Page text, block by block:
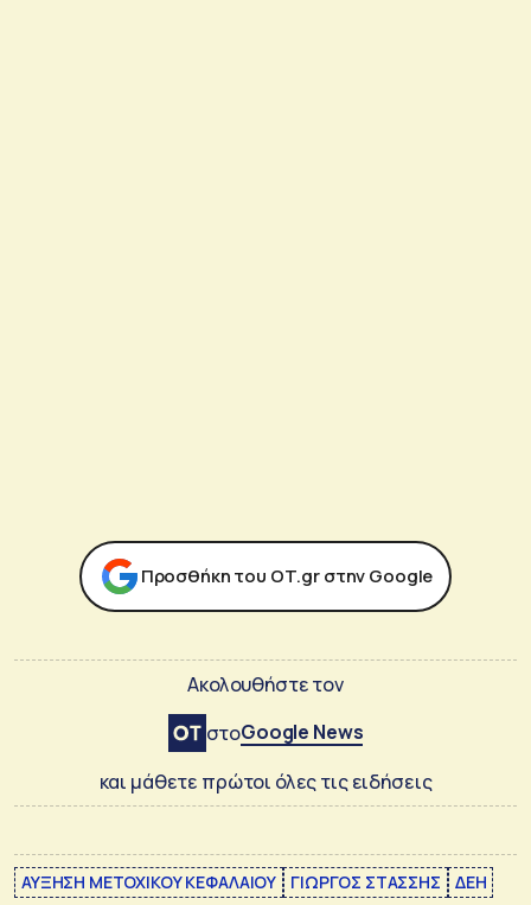
Προσθήκη του ΟΤ.gr στην Google
Ακολουθήστε τον
στοGoogle News
και μάθετε πρώτοι όλες τις ειδήσεις
ΑΥΞΗΣΗ ΜΕΤΟΧΙΚΟΥ ΚΕΦΑΛΑΙΟΥ ΓΙΩΡΓΟΣ ΣΤΑΣΣΗΣ ΔΕΗ